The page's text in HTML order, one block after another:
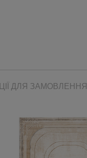
ДЛЯ ЗАМОВЛЕННЯ